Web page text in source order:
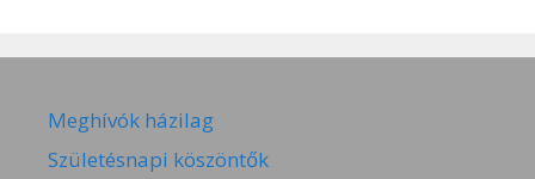
Meghívók házilag
Születésnapi köszöntők